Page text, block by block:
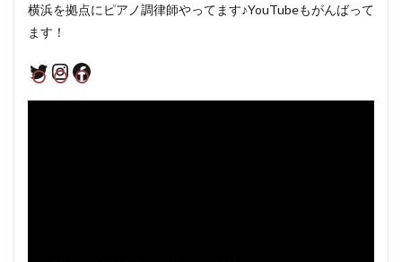
横浜を拠点にピアノ調律師やってます♪YouTubeもがんばって
ます！
Twitter
Instagram
Facebook